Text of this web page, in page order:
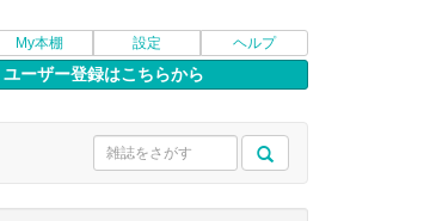
My本棚 設定 ヘルプ
ユーザー登録はこちらから